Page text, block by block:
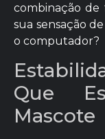
combinação de
sua sensação
o computador?
Que
Mascote